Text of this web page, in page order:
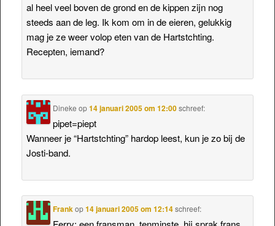
al heel veel boven de grond en de kippen zijn nog
steeds aan de leg. Ik kom om in de eieren, gelukkig
mag je ze weer volop eten van de Hartstchting.
Recepten, iemand?
Dineke op14 januari 2005 om 12:00 schreef:
pipet=piept
Wanneer je “Hartstchting” hardop leest, kun je zo bij de
Josti-band.
Frankop14 januari 2005 om 12:14 schreef: